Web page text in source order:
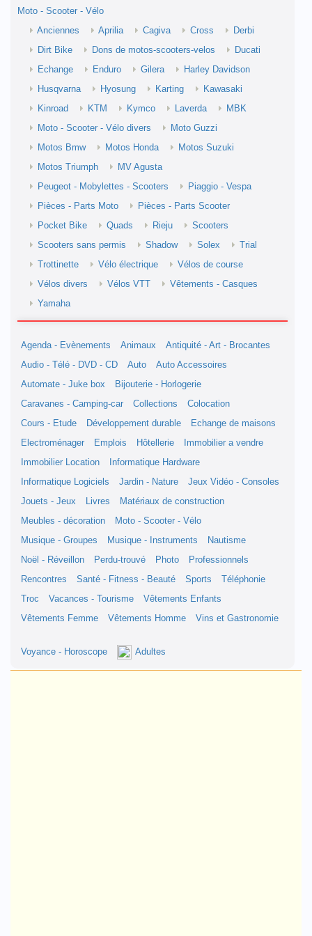
Moto - Scooter - Vélo
Anciennes
Aprilia Cagiva Cross
Derbi
Dirt Bike
Dons de motos-scooters-velos
Ducati
Echange
Enduro Gilera
Harley Davidson
Husqvarna
Hyosung Karting
Kawasaki
Kinroad
KTM Kymco Laverda
MBK
Moto - Scooter - Vélo divers
Moto Guzzi
Motos Bmw
Motos Honda
Motos Suzuki
Motos Triumph
MV Agusta
Peugeot - Mobylettes - Scooters
Piaggio - Vespa
Pièces - Parts Moto
Pièces - Parts Scooter
Pocket Bike
Quads Rieju
Scooters
Scooters sans permis
Shadow Solex
Trial
Trottinette
Vélo électrique
Vélos de course
Vélos divers
Vélos VTT
Vêtements - Casques
Yamaha
Agenda - Evènements Animaux
Antiquité - Art - Brocantes
Audio - Télé - DVD - CD
Auto
Auto Accessoires
Automate - Juke box
Bijouterie - Horlogerie
Caravanes - Camping-car
Collections
Colocation
Cours - Etude
Développement durable
Echange de maisons
Electroménager
Emplois Hôtellerie
Immobilier a vendre
Immobilier Location
Informatique Hardware
Informatique Logiciels
Jardin - Nature
Jeux Vidéo - Consoles
Jouets - Jeux
Livres
Matériaux de construction
Meubles - décoration
Moto - Scooter - Vélo
Musique - Groupes
Musique - Instruments
Nautisme
Noël - Réveillon
Perdu-trouvé Photo
Professionnels
Rencontres
Santé - Fitness - Beauté Sports
Téléphonie
Troc
Vacances - Tourisme
Vêtements Enfants
Vêtements Femme
Vêtements Homme Vins et Gastronomie
Voyance - Horoscope Adultes